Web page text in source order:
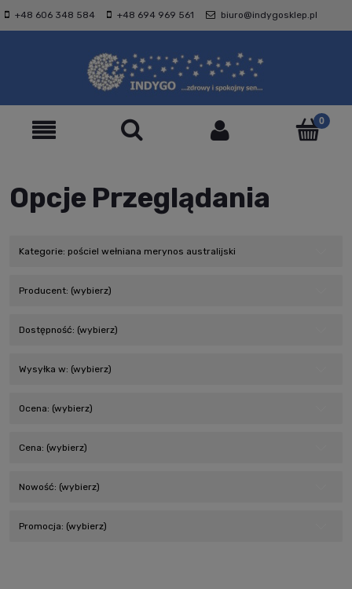
+48 606 348 584 +48 694 969 561 biuro@indygosklep.pl
Opcje Przeglądania
Kategorie: pościel wełniana merynos australijski
Producent: (wybierz)
Dostępność: (wybierz)
Wysyłka w: (wybierz)
Ocena: (wybierz)
Cena: (wybierz)
Nowość: (wybierz)
Promocja: (wybierz)